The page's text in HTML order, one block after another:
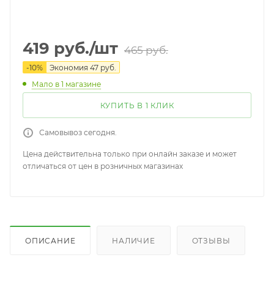
419 руб./шт 465руб.
-10% Экономия 47 руб.
Мало в 1 магазине
КУПИТЬ В 1 КЛИК
Самовывоз сегодня.
Цена действительна только при онлайн заказе и может
отличаться от цен в розничных магазинах
ОПИСАНИЕ НАЛИЧИЕ ОТЗЫВЫ